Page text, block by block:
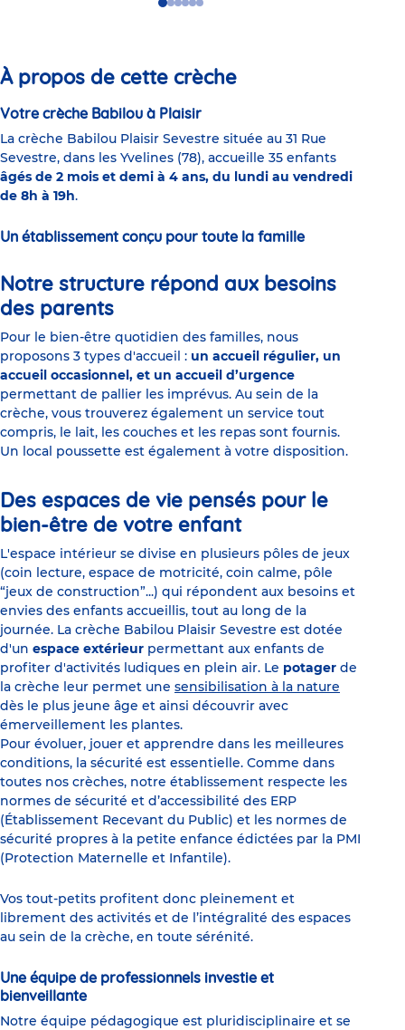
GoGoGoGo
GoGo
À propos de cette crèche
Votre crèche Babilou à Plaisir
La crèche Babilou Plaisir Sevestre située au 31 Rue
Sevestre, dans les Yvelines (78), accueille 35 enfants
âgés de 2 mois et demi à 4 ans, du lundi au vendredi
de 8h à 19h.
Un établissement conçu pour toute la famille
Notre structure répond aux besoins
des parents
Pour le bien-être quotidien des familles, nous
proposons 3 types d'accueil : un accueil régulier, un
accueil occasionnel, et un accueil d’urgence
permettant de pallier les imprévus. Au sein de la
crèche, vous trouverez également un service tout
compris, le lait, les couches et les repas sont fournis.
Un local poussette est également à votre disposition.
Des espaces de vie pensés pour le
bien-être de votre enfant
L'espace intérieur se divise en plusieurs pôles de jeux
(coin lecture, espace de motricité, coin calme, pôle
“jeux de construction”...) qui répondent aux besoins et
envies des enfants accueillis, tout au long de la
journée. La crèche Babilou Plaisir Sevestre est dotée
d'un espace extérieur permettant aux enfants de
profiter d'activités ludiques en plein air. Le potager de
la crèche leur permet une sensibilisation à la nature
dès le plus jeune âge et ainsi découvrir avec
émerveillement les plantes.
Pour évoluer, jouer et apprendre dans les meilleures
conditions, la sécurité est essentielle. Comme dans
toutes nos crèches, notre établissement respecte les
normes de sécurité et d’accessibilité des ERP
(Établissement Recevant du Public) et les normes de
sécurité propres à la petite enfance édictées par la PMI
(Protection Maternelle et Infantile).
Vos tout-petits profitent donc pleinement et
librement des activités et de l’intégralité des espaces
au sein de la crèche, en toute sérénité.
Une équipe de professionnels investie et
bienveillante
Notre équipe pédagogique est pluridisciplinaire et se